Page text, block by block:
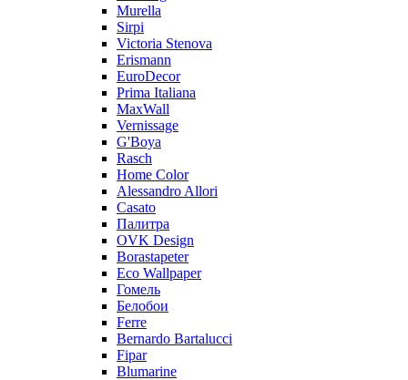
Murella
Sirpi
Victoria Stenova
Erismann
EuroDecor
Prima Italiana
MaxWall
Vernissage
G'Boya
Rasch
Home Color
Alessandro Allori
Casato
Палитра
OVK Design
Borastapeter
Eco Wallpaper
Гомель
Белобои
Ferre
Bernardo Bartalucci
Fipar
Blumarine